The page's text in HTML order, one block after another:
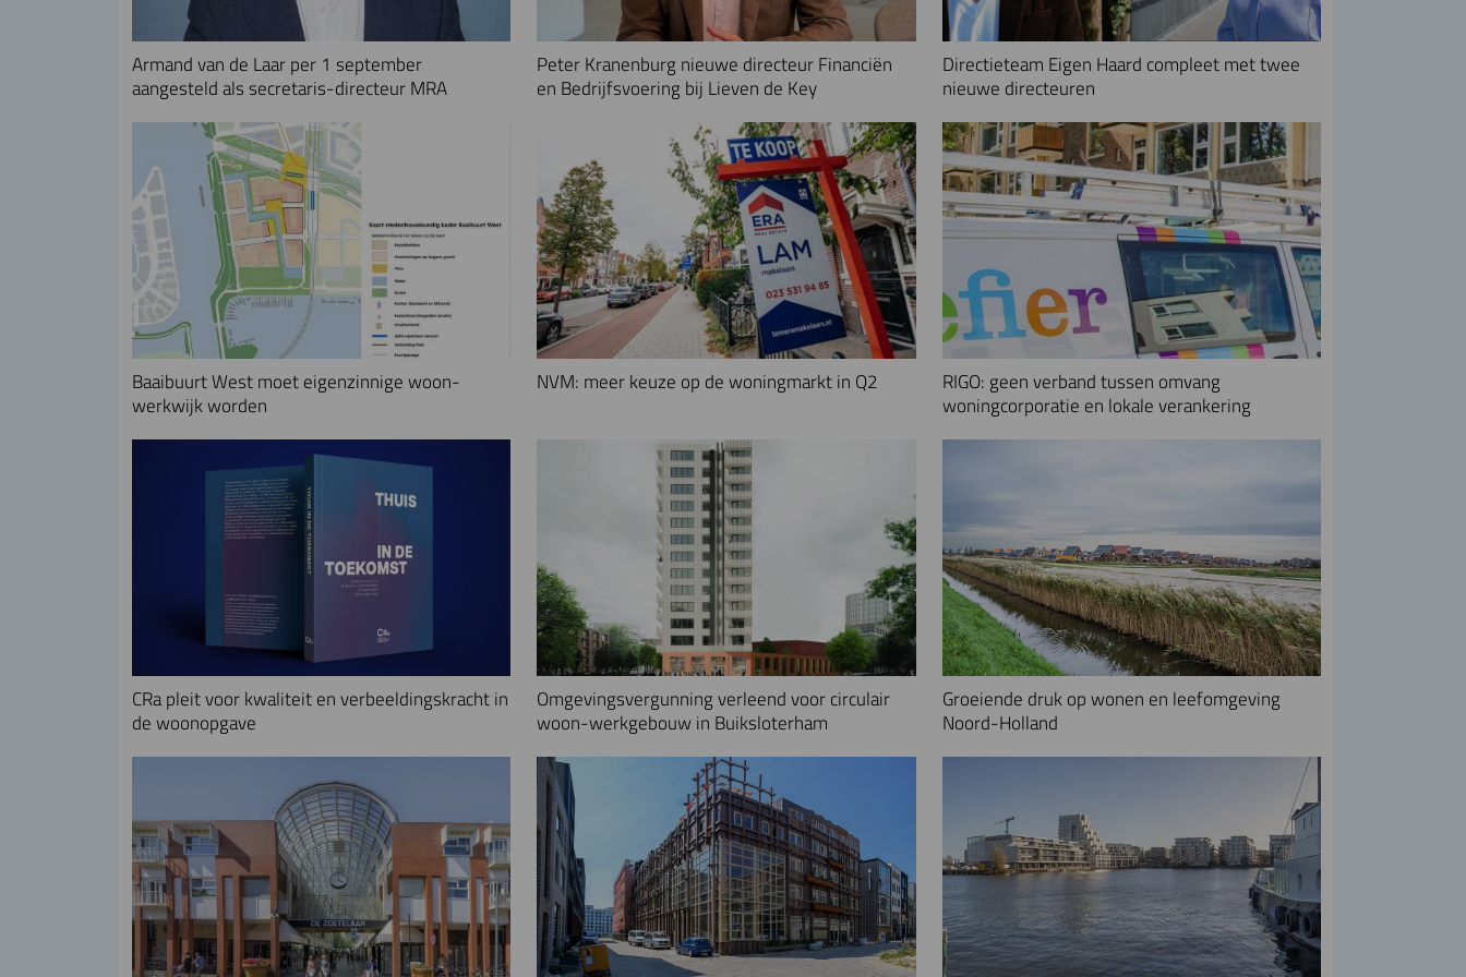
Armand van de Laar per 1 september
aangesteld als secretaris-directeur MRA
Peter Kranenburg nieuwe directeur Financiën
en Bedrijfsvoering bij Lieven de Key
Directieteam Eigen Haard compleet met twee
nieuwe directeuren
Baaibuurt West moet eigenzinnige woon-
werkwijk worden
NVM: meer keuze op de woningmarkt in Q2
RIGO: geen verband tussen omvang
woningcorporatie en lokale verankering
CRa pleit voor kwaliteit en verbeeldingskracht in
de woonopgave
Omgevingsvergunning verleend voor circulair
woon-werkgebouw in Buiksloterham
Groeiende druk op wonen en leefomgeving
Noord-Holland